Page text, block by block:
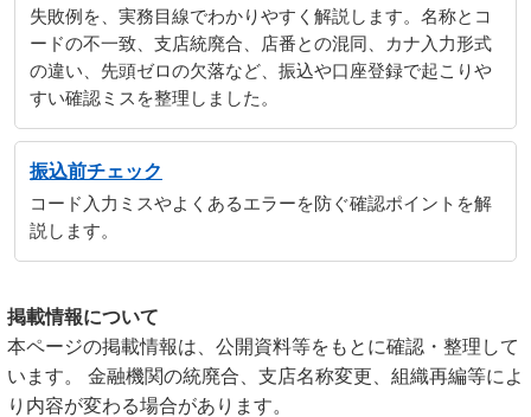
失敗例を、実務目線でわかりやすく解説します。名称とコ
ードの不一致、支店統廃合、店番との混同、カナ入力形式
の違い、先頭ゼロの欠落など、振込や口座登録で起こりや
すい確認ミスを整理しました。
振込前チェック
コード入力ミスやよくあるエラーを防ぐ確認ポイントを解
説します。
掲載情報について
本ページの掲載情報は、公開資料等をもとに確認・整理して
います。 金融機関の統廃合、支店名称変更、組織再編等によ
り内容が変わる場合があります。